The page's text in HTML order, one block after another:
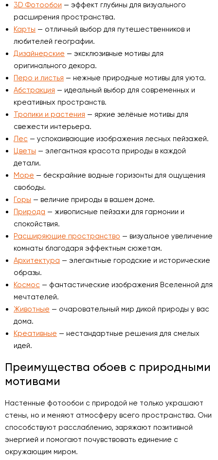
3D Фотообои — эффект глубины для визуального
расширения пространства.
Карты — отличный выбор для путешественников и
любителей географии.
Дизайнерские — эксклюзивные мотивы для
оригинального декора.
Перо и листья — нежные природные мотивы для уюта.
Абстракция — идеальный выбор для современных и
креативных пространств.
Тропики и растения — яркие зелёные мотивы для
свежести интерьера.
Лес — успокаивающие изображения лесных пейзажей.
Цветы — элегантная красота природы в каждой
детали.
Море — бескрайние водные горизонты для ощущения
свободы.
Горы — величие природы в вашем доме.
Природа — живописные пейзажи для гармонии и
спокойствия.
Расширяющие пространство — визуальное увеличение
комнаты благодаря эффектным сюжетам.
Архитектура — элегантные городские и исторические
образы.
Космос — фантастические изображения Вселенной для
мечтателей.
Животные — очаровательный мир дикой природы у вас
дома.
Креативные — нестандартные решения для смелых
идей.
Преимущества обоев с природными
мотивами
Настенные фотообои с природой не только украшают
стены, но и меняют атмосферу всего пространства. Они
способствуют расслаблению, заряжают позитивной
энергией и помогают почувствовать единение с
окружающим миром.